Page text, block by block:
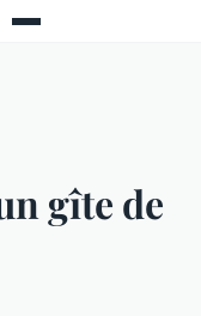
gîte de